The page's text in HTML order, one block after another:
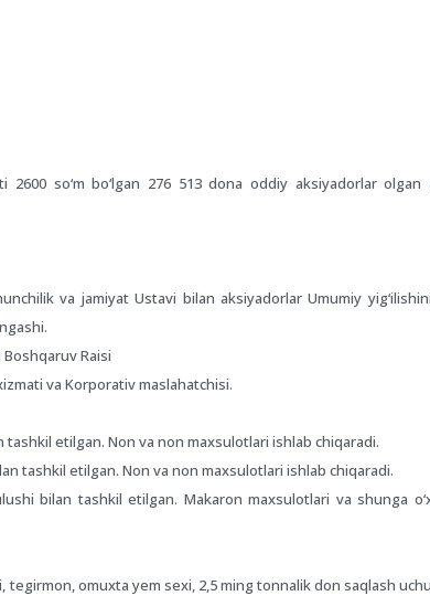
so‘m bo‘lgan 276 513 dona oddiy aksiyadorlar olgan
va jamiyat Ustavi bilan aksiyadorlar Umumiy
Raisi
va Korporativ maslahatchisi.
tashkil etilgan. Non va non maxsulotlari ishlab chiqaradi.
tashkil etilgan. Non va non maxsulotlari ishlab chiqaradi.
bilan tashkil etilgan. Makaron maxsulotlari va shunga
tegirmon, omuxta yem sexi, 2,5 ming tonnalik don saqlash